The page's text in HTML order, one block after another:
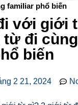
familiar phổ biến
với giới
từ đi cùng
biến
2 21, 2024